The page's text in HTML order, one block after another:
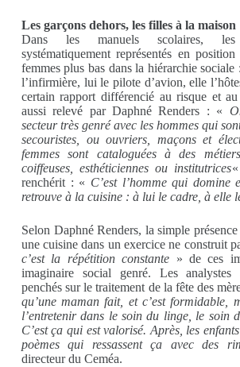
Les garçons dehors, les filles à la maison
Dans les manuels scolaires,
systématiquement représentés en
femmes plus bas dans la hiérarchie
l’infirmière, lui le pilote d’avion, elle
certain rapport différencié au risque et
aussi relevé par Daphné Renders : «
secteur très genré avec les hommes qui
secouristes, ou ouvriers, maçons et
femmes sont cataloguées à des
coiffeuses, esthéticiennes ou institutrices
renchérit : « C’est l’homme qui domine
retrouve à la cuisine : à lui le cadre, à elle
Selon Daphné Renders, la simple
une cuisine dans un exercice ne construit
c’est la répétition constante » de ces
imaginaire social genré. Les analystes
penchés sur le traitement de la fête des
qu’une maman fait, et c’est formidable,
l’entretenir dans le soin du linge, le soin
C’est ça qui est valorisé. Après, les
poèmes qui ressassent ça avec des
directeur du Ceméa.